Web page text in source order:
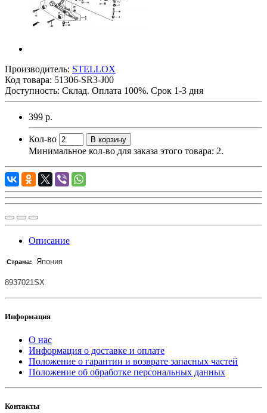
Производитель: STELLOX
Код товара: 51306-SR3-J00
Доступность: Склад. Оплата 100%. Срок 1-3 дня
399 р.
Кол-во В корзину
Минимальное кол-во для заказа этого товара: 2.
Описание
Страна: Япония
8937021SX
Информация
О нас
Информация о доставке и оплате
Положение о гарантии и возврате запасных частей
Положение об обработке персональных данных
Контакты